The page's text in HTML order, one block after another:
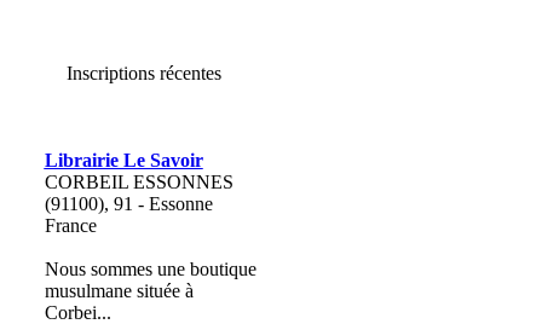
Inscriptions récentes
Librairie Le Savoir
CORBEIL ESSONNES
(91100), 91 - Essonne
France
Nous sommes une boutique
musulmane située à
Corbei...